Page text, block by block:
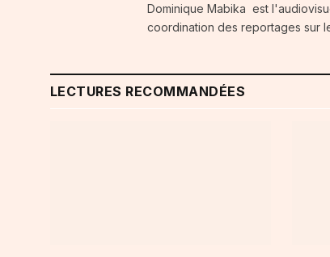
Dominique Mabika est
coordination des reportages sur
LECTURES RECOMMANDÉES